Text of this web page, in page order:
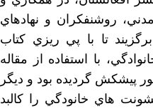
روشنفكران و نهادهاي
تا با پي ريزي كتاب
با استفاده از مقاله
پيشكش گرديده بود و ديگر
هاي خانودگي را كالبد